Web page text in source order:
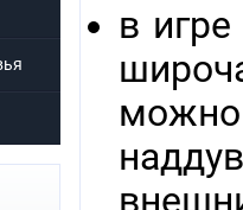
в